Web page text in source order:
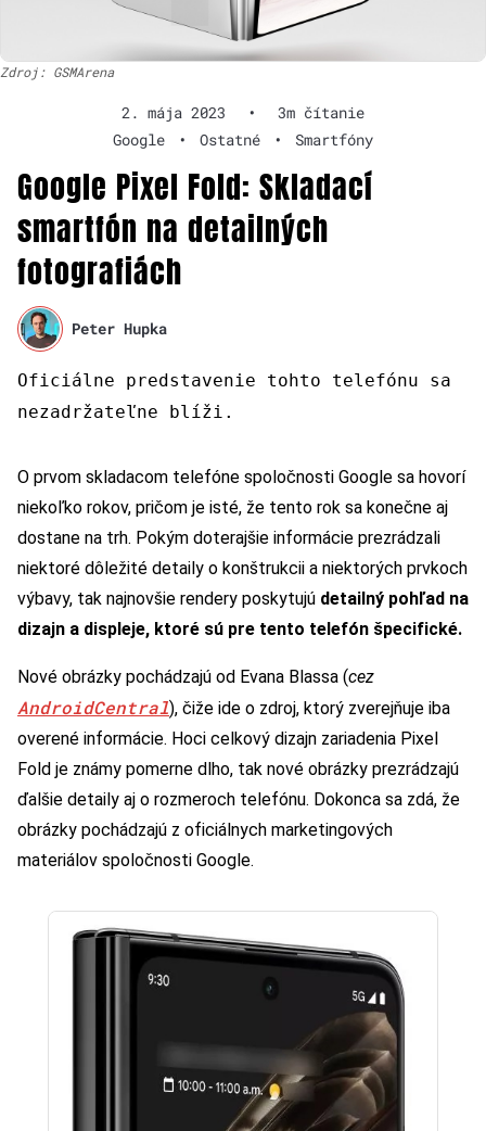
Zdroj: GSMArena
2. mája 2023 •
3m čítanie
Google
• Ostatné • Smartfóny
Google Pixel Fold: Skladací
smartfón na detailných
fotografiách
Peter Hupka
Oficiálne predstavenie tohto telefónu sa
nezadržateľne blíži.
O prvom skladacom telefóne spoločnosti Google sa hovorí
niekoľko rokov, pričom je isté, že tento rok sa konečne aj
dostane na trh. Pokým doterajšie informácie prezrádzali
niektoré dôležité detaily o konštrukcii a niektorých prvkoch
výbavy, tak najnovšie rendery poskytujú detailný pohľad na
dizajn a displeje, ktoré sú pre tento telefón špecifické.
Nové obrázky pochádzajú od Evana Blassa (cez
AndroidCentral), čiže ide o zdroj, ktorý zverejňuje iba
overené informácie. Hoci celkový dizajn zariadenia Pixel
Fold je známy pomerne dlho, tak nové obrázky prezrádzajú
ďalšie detaily aj o rozmeroch telefónu. Dokonca sa zdá, že
obrázky pochádzajú z oficiálnych marketingových
materiálov spoločnosti Google.